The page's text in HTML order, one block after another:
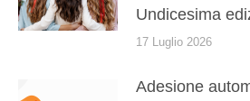
Undicesima
17 Luglio 2026
Adesione